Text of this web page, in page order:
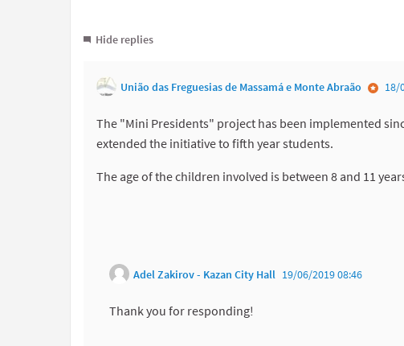
Hide replies
União das Freguesias de Massamá e Monte Abraão 18/
The "Mini Presidents" project has been implemented
extended the initiative to fifth year students.
The age of the children involved is between 8 and 11
Adel Zakirov - Kazan City Hall 19/06/2019 08:46
Thank you for responding!